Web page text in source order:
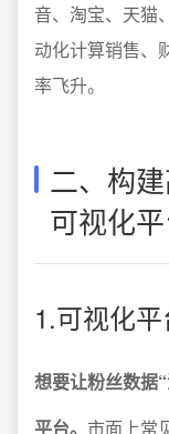
音、淘宝、天猫
动化计算销售、
率飞升。
二、构
可视化
1.可视化
想要让粉丝数据
平台。 市面上常